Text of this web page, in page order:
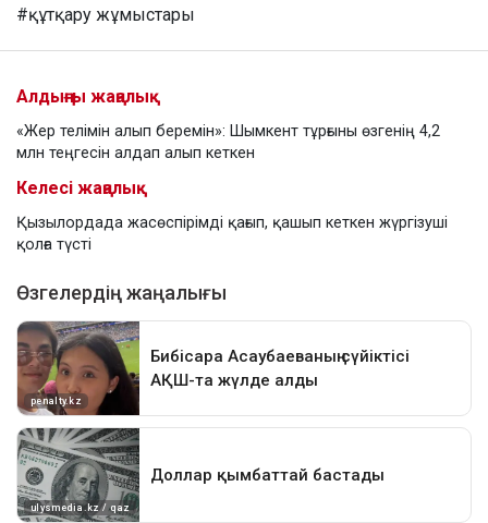
#құтқару жұмыстары
Алдыңғы жаңалық
«Жер телімін алып беремін»: Шымкент тұрғыны өзгенің 4,2
млн теңгесін алдап алып кеткен
Келесі жаңалық
Қызылордада жасөспірімді қағып, қашып кеткен жүргізуші
қолға түсті